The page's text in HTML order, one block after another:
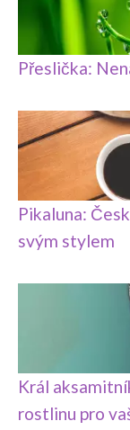
Přeslička:
Pikaluna:
svým stylem
Král
rostlinu pro